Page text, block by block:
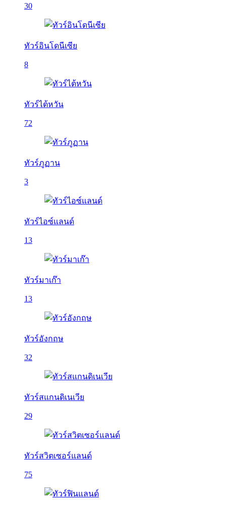
30
ทัวร์อินโดนีเซีย
8
ทัวร์ไต้หวัน
72
ทัวร์ภูฏาน
3
ทัวร์ไอซ์แลนด์
13
ทัวร์มาเก๊า
13
ทัวร์อังกฤษ
32
ทัวร์สแกนดิเนเวีย
29
ทัวร์สวิตเซอร์แลนด์
75